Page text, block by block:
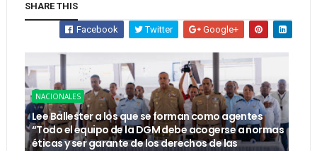
SHARE THIS
Facebook Twitter Google+
NACIONALES
Lee Ballester a los que se forman como agentes
“Todo el equipo de la DGM debe acogerse a normas
éticas y ser garante de los derechos de las